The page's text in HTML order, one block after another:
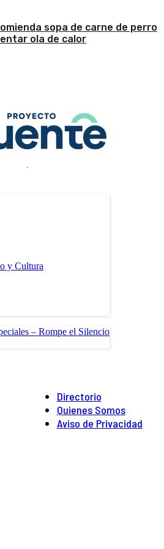
sopa de carne de perro
ola de calor
.
y Cultura
– Rompe el Silencio
Directorio
Quienes Somos
Aviso de Privacidad